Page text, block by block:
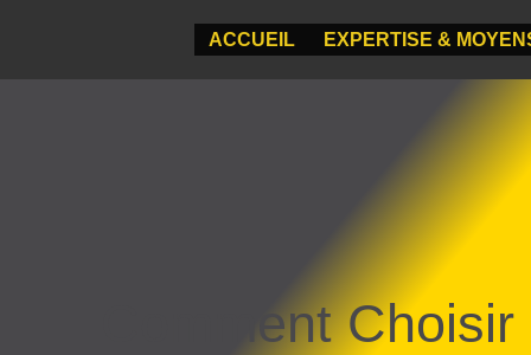
ACCUEIL EXPERTISE &
Comment